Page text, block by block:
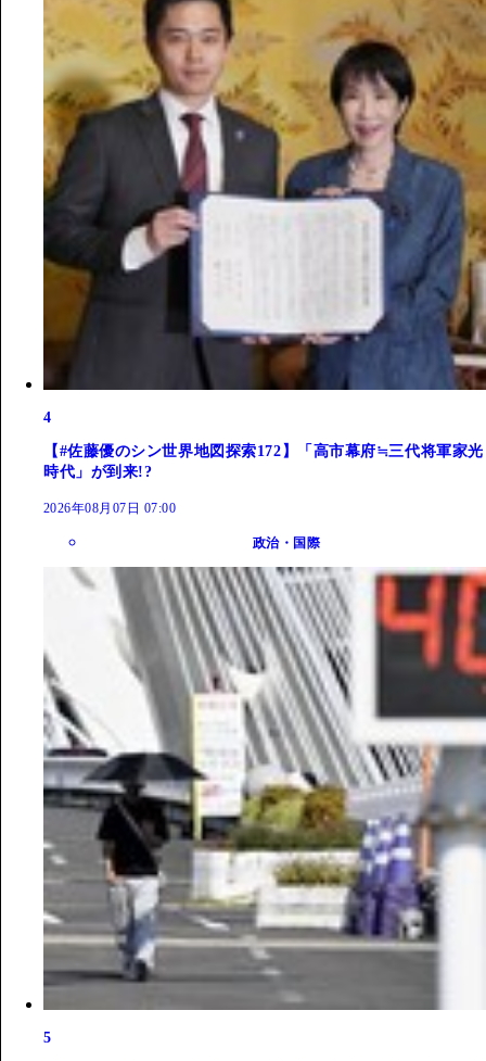
4
【#佐藤優のシン世界地図探索172】「高市幕府≒三代将軍家光
時代」が到来!?
2026年08月07日 07:00
政治・国際
5